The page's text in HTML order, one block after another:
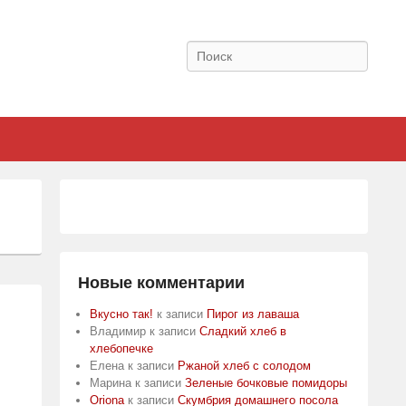
Поиск
Новые комментарии
Вкусно так! к записи Пирог из лаваша
Владимир к записи Сладкий хлеб в
хлебопечке
Елена к записи Ржаной хлеб с солодом
Марина к записи Зеленые бочковые помидоры
Orionaк записи Скумбрия домашнего посола